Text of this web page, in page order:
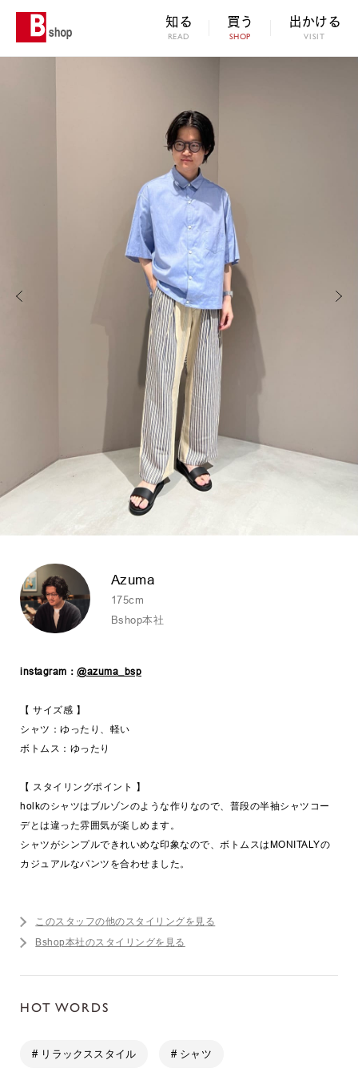
知る
READ
買う
SHOP
出かける
VISIT
Azuma
175cm
Bshop本社
instagram： @azuma_bsp
【 サイズ感 】
シャツ：ゆったり、軽い
ボトムス：ゆったり
【 スタイリングポイント 】
holkのシャツはブルゾンのような作りなので、普段の半袖シャツコー
デとは違った雰囲気が楽しめます。
シャツがシンプルできれいめな印象なので、ボトムスはMONITALYの
カジュアルなパンツを合わせました。
このスタッフの他のスタイリングを見る
Bshop本社のスタイリングを見る
HOT WORDS
# リラックススタイル # シャツ